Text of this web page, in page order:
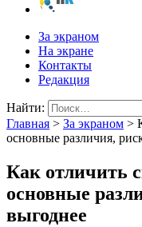
За экраном
На экране
Контакты
Редакция
Найти:
Главная > За экраном >
основные различия,
Как отличить
основные
выгоднее